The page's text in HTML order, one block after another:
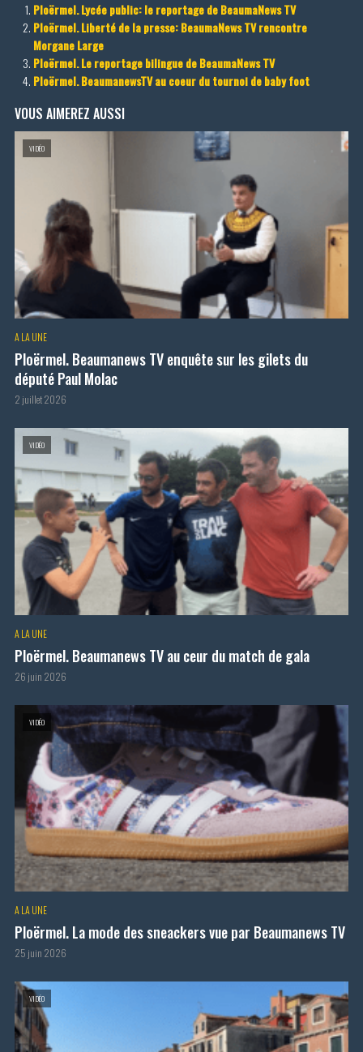
Ploërmel. Lycée public: le reportage de BeaumaNews TV
Ploërmel. Liberté de la presse: BeaumaNews TV rencontre
Morgane Large
Ploërmel. Le reportage bilingue de BeaumaNews TV
Ploërmel. BeaumanewsTV au coeur du tournoi de baby foot
VOUS AIMEREZ AUSSI
VIDÉO
A LA UNE
Ploërmel. Beaumanews TV enquête sur les gilets du
député Paul Molac
2 juillet 2026
VIDÉO
A LA UNE
Ploërmel. Beaumanews TV au ceur du match de gala
26 juin 2026
VIDÉO
A LA UNE
Ploërmel. La mode des sneackers vue par Beaumanews TV
25 juin 2026
VIDÉO